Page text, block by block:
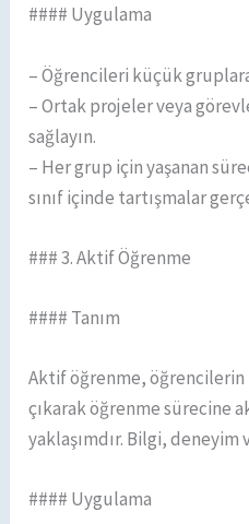
#### Uygulama
– Öğrencileri küçük gruplara
– Ortak projeler veya
sağlayın.
– Her grup için yaşanan
sınıf içinde tartışmalar
### 3. Aktif Öğrenme
#### Tanım
Aktif öğrenme,
çıkarak öğrenme sürecine
yaklaşımdır. Bilgi,
#### Uygulama